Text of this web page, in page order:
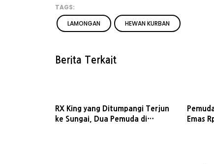
TAGS:
LAMONGAN
HEWAN KURBAN
Berita Terkait
RX King yang Ditumpangi Terjun
ke Sungai, Dua Pemuda di
Emas